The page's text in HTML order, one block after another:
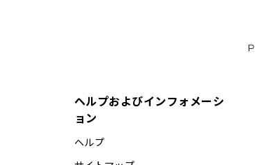
ヘルプおよびインフォメーシ
ョン
ヘルプ